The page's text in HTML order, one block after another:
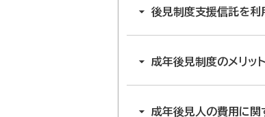
後見制度支援信託を利
成年後見制度のメリッ
成年後見人の費用に関